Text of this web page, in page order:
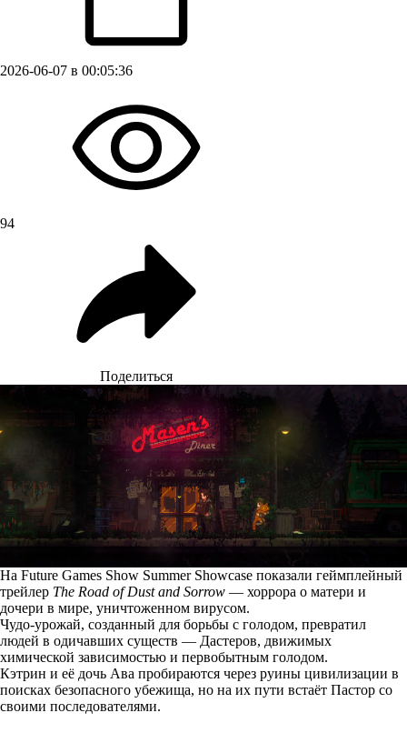
2026-06-07 в 00:05:36
94
Поделиться
На Future Games Show Summer Showcase показали геймплейный
трейлер The Road of Dust and Sorrow — хоррора о матери и
дочери в мире, уничтоженном вирусом.
Чудо-урожай, созданный для борьбы с голодом, превратил
людей в одичавших существ — Дастеров, движимых
химической зависимостью и первобытным голодом.
Кэтрин и её дочь Ава пробираются через руины цивилизации в
поисках безопасного убежища, но на их пути встаёт Пастор со
своими последователями.